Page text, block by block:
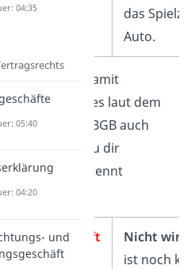
das
Auto.
ist damit
doch ist es laut dem
des BGB auch
Dafür musst du dir
Geschäfte getrennt
Nicht
ist noch
04:35
05:40
04:20
und